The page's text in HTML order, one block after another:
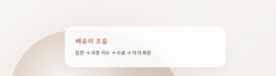
배움의 흐름
입문 → 과정 이수 → 수료 → 자격 확장